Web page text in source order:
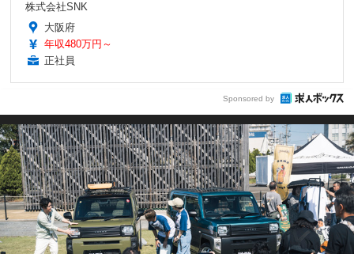
株式会社SNK
大阪府
年収480万円～
正社員
Sponsored by